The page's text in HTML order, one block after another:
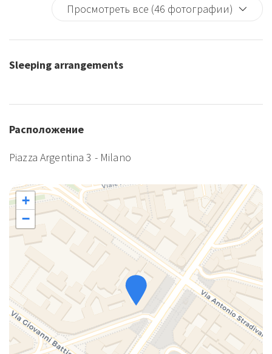
Просмотреть все (46 фотографии)
Sleeping arrangements
Расположение
Piazza Argentina 3 - Milano
+
−